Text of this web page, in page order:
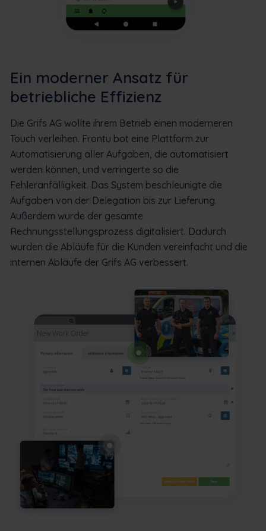
Ein moderner Ansatz für
betriebliche Effizienz
Die Grifs AG wollte ihrem Betrieb einen moderneren
Touch verleihen. Frontu bot eine Plattform zur
Automatisierung aller Aufgaben, die automatisiert
werden können, und verringerte so die
Fehleranfälligkeit. Das System beschleunigte die
Aufgaben von der Delegation bis zur Lieferung.
Außerdem wurde der gesamte
Rechnungsstellungsprozess digitalisiert. Dadurch
wurden die Abläufe für die Kunden vereinfacht und die
internen Abläufe der Grifs AG verbessert.